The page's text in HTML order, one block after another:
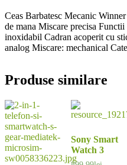
Ceas Barbatesc Mecanic
de mana Miscare precisa
inoxidabil Cadran acoperit cu
analog Miscare: mechanical
Produse similare
Sony Smart
Watch 3